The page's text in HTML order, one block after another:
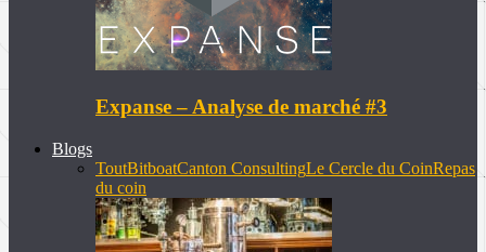
Expanse – Analyse de marché #3
Blogs
ToutBitboatCanton ConsultingLe Cercle du CoinRepas
du coin